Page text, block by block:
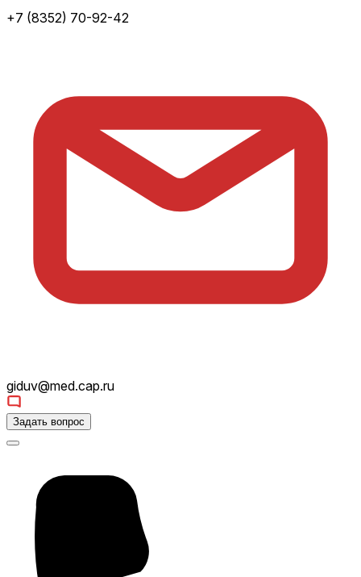
+7 (8352) 70-92-42
giduv@med.cap.ru
Задать вопрос